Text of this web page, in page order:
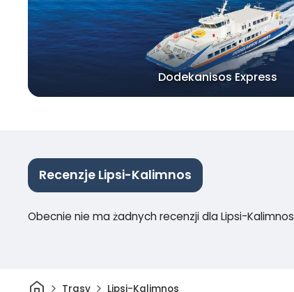
Dodekanisos Express
Recenzje Lipsi-Kalimnos
Obecnie nie ma żadnych recenzji dla Lipsi-Kalimnos
DomTrasy Lipsi-Kalimnos